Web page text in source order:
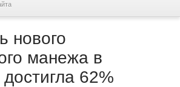
нового
манежа в
62%